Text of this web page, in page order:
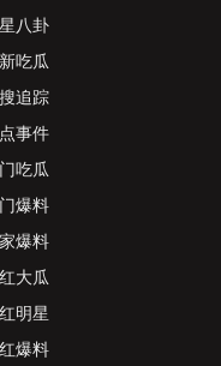
八卦
吃瓜
追踪
事件
吃瓜
爆料
爆料
大瓜
明星
爆料